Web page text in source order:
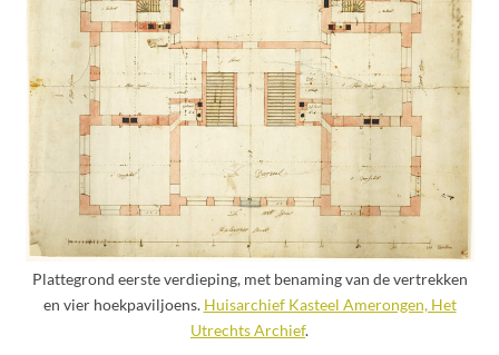
Plattegrond eerste verdieping, met benaming van de vertrekken
en vier hoekpaviljoens. Huisarchief Kasteel Amerongen, Het
Utrechts Archief.